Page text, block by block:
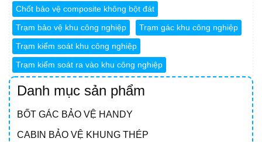
Chốt bảo vệ composite không bột đát
Trạm bảo vệ khu công nghiệp
Trạm gác khu công nghiệp
Trạm kiểm soát khu công nghiệp
Trạm kiểm soát ra vào khu công nghiệp
Danh mục sản phẩm
BỐT GÁC BẢO VỆ HANDY
CABIN BẢO VỆ KHUNG THÉP